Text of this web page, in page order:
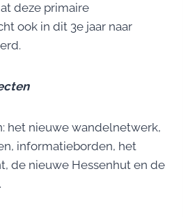
deze primaire
ook in dit 3e jaar naar
het nieuwe wandelnetwerk,
informatieborden, het
de nieuwe Hessenhut en de